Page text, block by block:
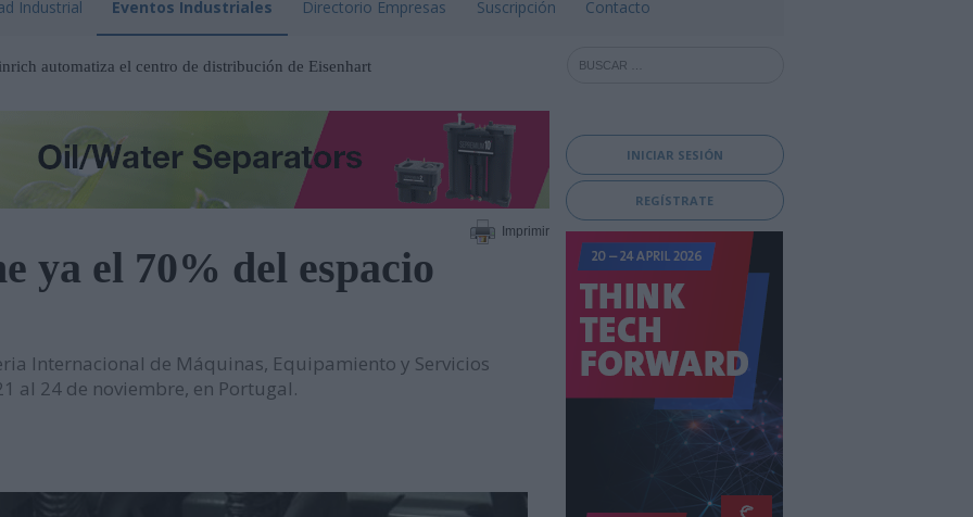
Industrial Eventos Industriales Directorio Empresas Suscripción Contacto
automatiza el centro de distribución de Eisenhart
Frimley Park en Inglaterra
un entorno estratégico para impulsar inversiones y
en EP Equipment
en el Metro de Santiago de Chile
serie de tablets industriales Tab-IND
Imprimir
ya el 70% del espacio
Internacional de Máquinas, Equipamiento y Servicios
al 24 de noviembre, en Portugal.
INICIAR SESIÓN
REGÍSTRATE